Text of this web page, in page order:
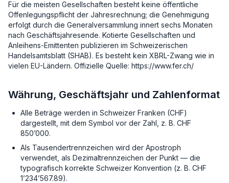
Für die meisten Gesellschaften besteht keine öffentliche
Offenlegungspflicht der Jahresrechnung; die Genehmigung
erfolgt durch die Generalversammlung innert sechs Monaten
nach Geschäftsjahresende. Kotierte Gesellschaften und
Anleihens-Emittenten publizieren im Schweizerischen
Handelsamtsblatt (SHAB). Es besteht kein XBRL-Zwang wie in
vielen EU-Ländern. Offizielle Quelle: https://www.fer.ch/
Währung, Geschäftsjahr und Zahlenformat
Alle Beträge werden in Schweizer Franken (CHF)
dargestellt, mit dem Symbol vor der Zahl, z. B. CHF
850’000.
Als Tausendertrennzeichen wird der Apostroph
verwendet, als Dezimaltrennzeichen der Punkt — die
typografisch korrekte Schweizer Konvention (z. B. CHF
1’234’567.89).